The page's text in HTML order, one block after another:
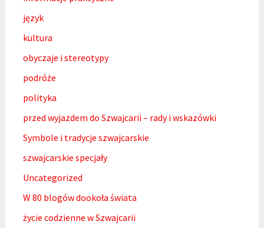
język
kultura
obyczaje i stereotypy
podróże
polityka
przed wyjazdem do Szwajcarii – rady i wskazówki
Symbole i tradycje szwajcarskie
szwajcarskie specjały
Uncategorized
W 80 blogów dookoła świata
życie codzienne w Szwajcarii